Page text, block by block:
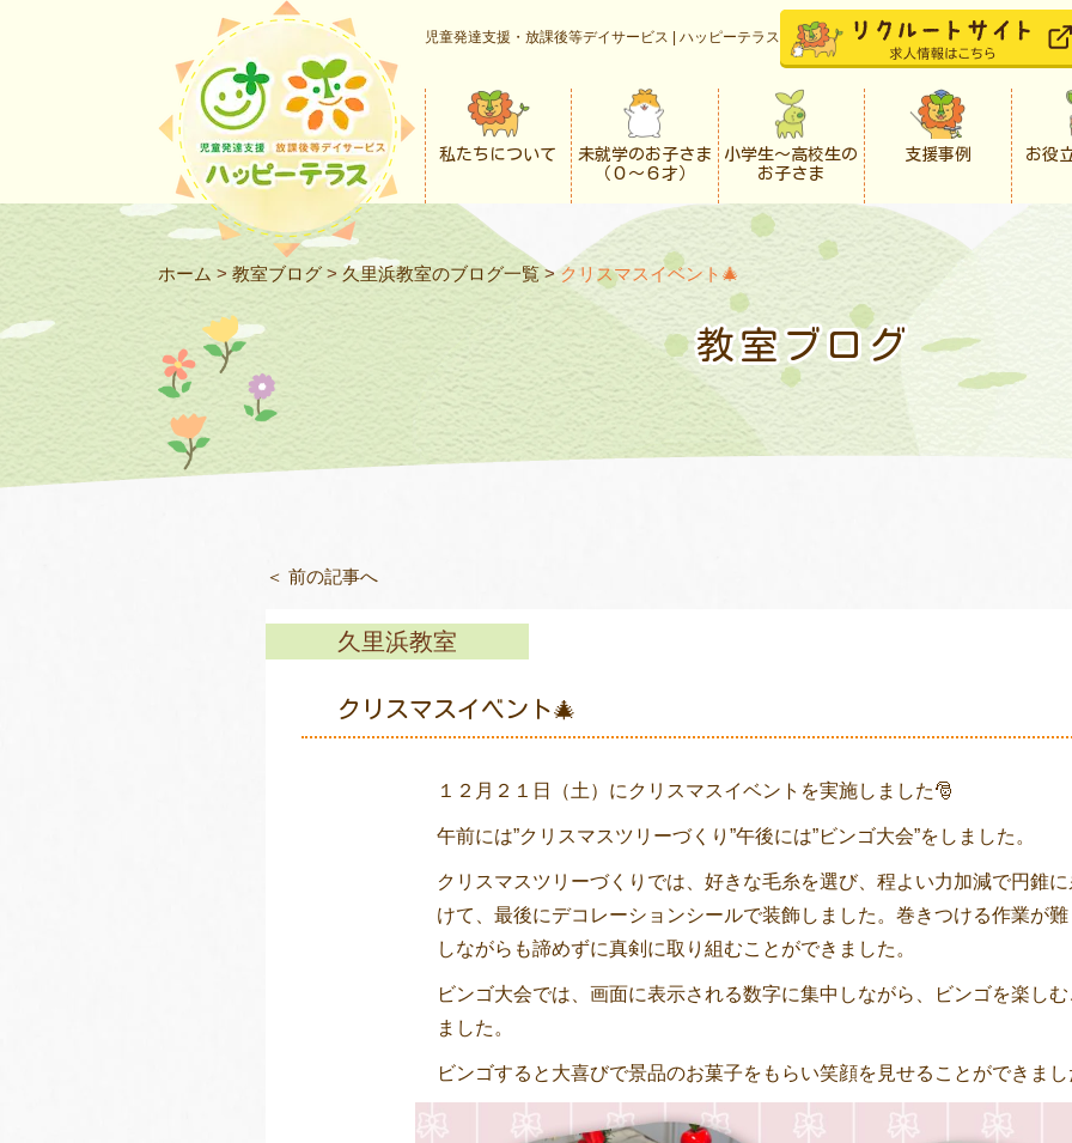
児童発達支援・放課後等デイサービス | ハッピーテラス
私たちについて
未就学のお子さま
（０〜６才）
小学生〜高校生の
お子さま
支援事例 お役
ホーム > 教室ブログ > 久里浜教室のブログ一覧>クリスマスイベント🎄
教室ブログ
＜ 前の記事へ
久里浜教室
クリスマスイベント🎄
１２月２１日（土）にクリスマスイベントを実施しました🎅
午前には”クリスマスツリーづくり”午後には”ビンゴ大会”をしました。
クリスマスツリーづくりでは、好きな毛糸を選び、程よい力加減で円錐
けて、最後にデコレーションシールで装飾しました。巻きつける作業が
しながらも諦めずに真剣に取り組むことができました。
ビンゴ大会では、画面に表示される数字に集中しながら、ビンゴを楽し
ました。
ビンゴすると大喜びで景品のお菓子をもらい笑顔を見せることができま